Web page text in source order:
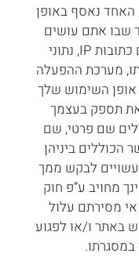
האחד נאסף באופן
שבו אתם עושים
שימוש ודפוסי גלישתך הכוללים כתובות IP, נתוני
מערכת ההפעלה
אופן השימוש שלך
את תספק בעצמך
שם פרטי, שם
הכוללים ביניהן
עשויים לבקש ממך
מחויב ע”פ חוק
מסירתם עלול
באתר ו/או לפגוע
במסגרתו.